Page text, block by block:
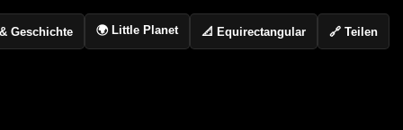
Geschichte 🌍 Little Planet 📐 Equirectangular 🔗 Teilen